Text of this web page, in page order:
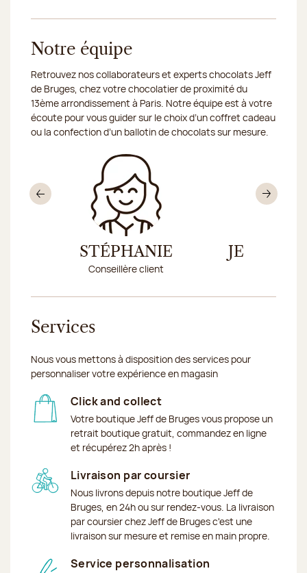
Notre équipe
Retrouvez nos collaborateurs et experts chocolats Jeff
de Bruges, chez votre chocolatier de proximité du
13ème arrondissement à Paris. Notre équipe est à votre
écoute pour vous guider sur le choix d’un coffret cadeau
ou la confection d’un ballotin de chocolats sur mesure.
STÉPHANIE
Conseillère client
JESSICA
Précédent
Services
Nous vous mettons à disposition des services pour
personnaliser votre expérience en magasin
Click and collect
Votre boutique Jeff de Bruges vous propose un
retrait boutique gratuit, commandez en ligne
et récupérez 2h après !
Livraison par coursier
Nous livrons depuis notre boutique Jeff de
Bruges, en 24h ou sur rendez-vous. La livraison
par coursier chez Jeff de Bruges c'est une
livraison sur mesure et remise en main propre.
Service personnalisation